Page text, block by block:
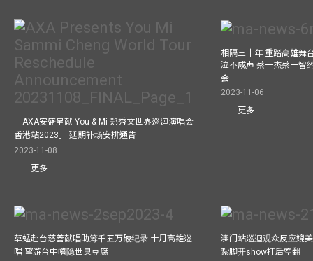
「AXA安盛呈献 You & Mi 郑秀文世界巡迴演唱会-
香港站2023」 延期补场安排通告
2023-11-08
更多
相隔三十年 重踏高雄舞
泣不成声 蔡一杰蔡一智
会
2023-11-06
更多
草蜢赴台慈善献唱助筹千五万破纪录 十月高雄巡
唱 望游台中嚐隐世臭豆腐
澳门站巡迴观众反应媲
紥脚开show打后空翻